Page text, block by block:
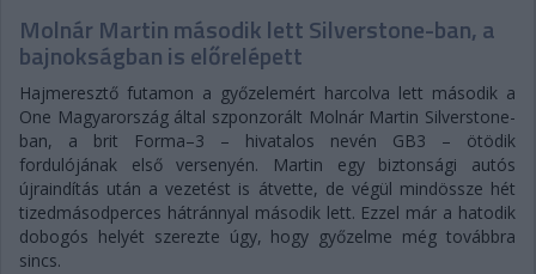
Molnár Martin második lett Silverstone-ban, a
bajnokságban is előrelépett
Hajmeresztő futamon a győzelemért harcolva lett második a
One Magyarország által szponzorált Molnár Martin Silverstone-
ban, a brit Forma–3 – hivatalos nevén GB3 – ötödik
fordulójának első versenyén. Martin egy biztonsági autós
újraindítás után a vezetést is átvette, de végül mindössze hét
tizedmásodperces hátránnyal második lett. Ezzel már a hatodik
dobogós helyét szerezte úgy, hogy győzelme még továbbra
sincs.